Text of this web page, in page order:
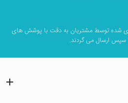
شده توسط مشتریان به دقت با پوشش های
ارسال می گردند.